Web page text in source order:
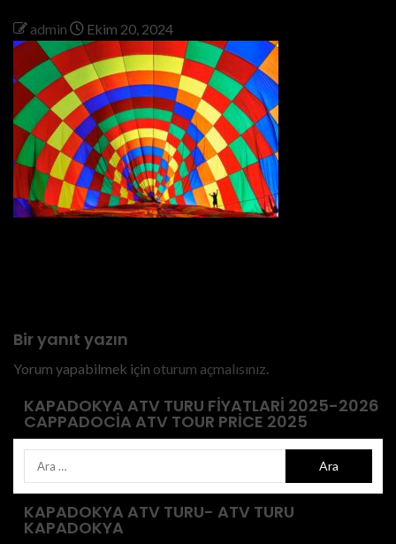
admin Ekim 20, 2024
Bir yanıt yazın
Yorum yapabilmek için oturum açmalısınız.
KAPADOKYA ATV TURU FIYATLARI 2025-2026
CAPPADOCIA ATV TOUR PRICE 2025
KAPADOKYA ATV TURU- ATV TURU
KAPADOKYA